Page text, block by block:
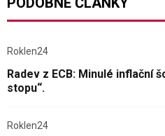
Roklen24
Radev z ECB: Minulé inflační
stopu“.
Roklen24